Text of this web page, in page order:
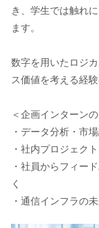
き、学生では触れ
ます。
数字を用いたロジ
ス価値を考える経
＜企画インターン
・データ分析・市
・社内プロジェク
・社員からフィー
く
・通信インフラの